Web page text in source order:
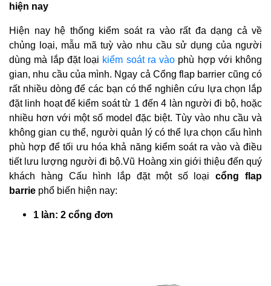
hiện nay
Hiện nay hệ thống kiểm soát ra vào rất đa dạng cả về
chủng loại, mẫu mã tuỳ vào nhu cầu sử dụng của người
dùng mà lắp đặt loại kiểm soát ra vào phù hợp với không
gian, nhu cầu của mình. Ngay cả Cổng flap barrier cũng có
rất nhiều dòng để các bạn có thể nghiên cứu lựa chọn lắp
đặt linh hoạt để kiểm soát từ 1 đến 4 làn người đi bộ, hoặc
nhiều hơn với một số model đặc biệt. Tùy vào nhu cầu và
không gian cụ thể, người quản lý có thể lựa chọn cấu hình
phù hợp để tối ưu hóa khả năng kiểm soát ra vào và điều
tiết lưu lượng người đi bộ.Vũ Hoàng xin giới thiệu đến quý
khách hàng Cấu hình lắp đặt một số loạicổng flap
barrie phổ biến hiện nay:
1 làn: 2 cổng đơn